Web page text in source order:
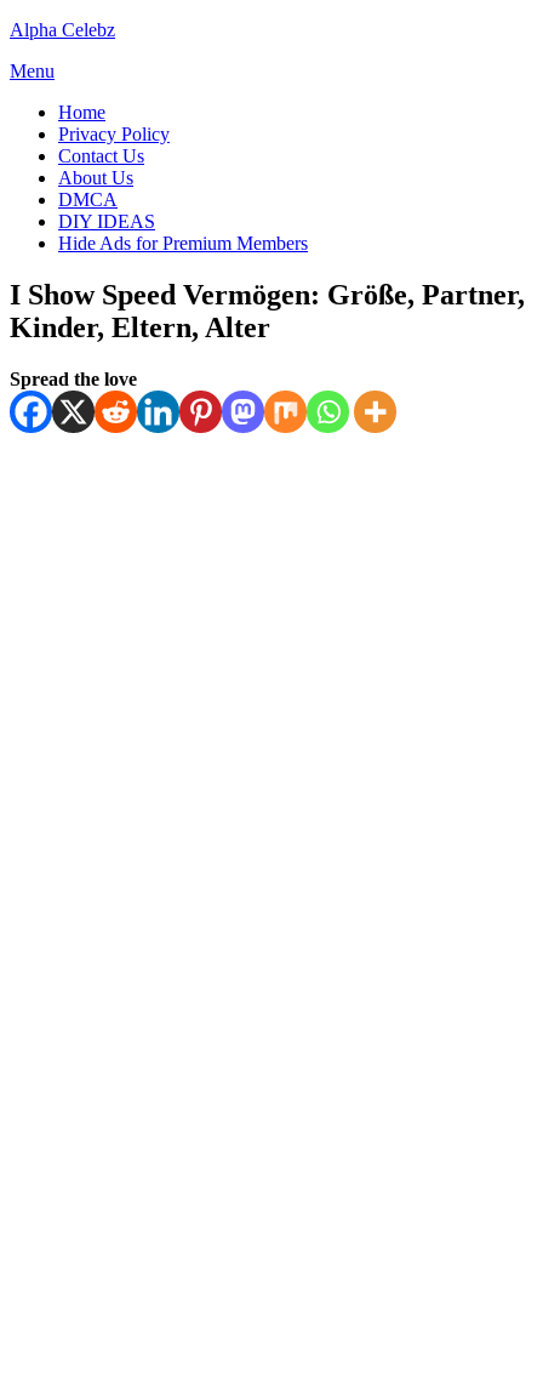
Skip
content
Alpha Celebz
Menu
Home
Privacy Policy
Contact Us
About Us
DMCA
DIY IDEAS
Hide Ads for Premium Members
I Show Speed Vermögen: Größe, Partner,
Kinder, Eltern, Alter
byKornil
Posted
on
July 9, 2025
Spread the love